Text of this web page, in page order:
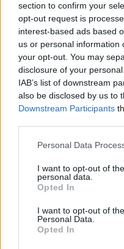
section to confirm your
opt-out request is
interest-based ads based
us or personal information
your opt-out. You may
disclosure of your
IAB’s list of downstream
also be disclosed by us to
Downstream Participants
Please note that this
not limited to your visit or
grant or deny consent to
use your data for below
consent section.
Personal Data
I want to opt-out of
personal data.
Opted In
I want to opt-out of
Personal Data.
Opted In
ΝΑ ΒΓΑΖΕΤΕ
ΣΑΣ ΚΑΘΩΣ
ΣΠΙΤΙ
Στη δυτική
τα παπούτσια μας
βγάζουμε τα
ΝΑ ΠΙΝΕΤΕ
Στη Νορβηγία πίνεις